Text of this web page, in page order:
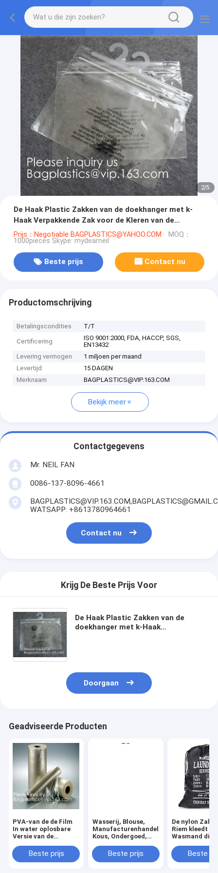
2/5
De Haak Plastic Zakken van de doekhanger met k-
Haak Verpakkende Zak voor de Kleren van de
Ondergoedbikini, de bar van het kledingstukmeisje
verpakking
Prijs：Negotiable BAGPLASTICS@YAHOO.COM MOQ：
1000pieces Skype: mydearneil
Beste prijs Contact nu
Productomschrijving
Betalingscondities T/T
Certificering
ISO 9001:2000, FDA, HACCP, SGS,
EN13432
Levering vermogen
1 miljoen per maand
Levertijd
15 DAGEN
Merknaam
BAGPLASTICS@VIP.163.COM
Bekijk meer
Contactgegevens
Mr. NEIL FAN
0086-137-8096-4661
WATSAPP: +8613780964661
Contact nu
Krijg De Beste Prijs Voor
De Haak Plastic Zakken van de
doekhanger met k-Haak
Doorgaan
Geadviseerde Producten
PVA-van de de Film
In water oplosbare
Versie van de
water oplosbare van
de de Filmwasserij de
Beste prijs
Wasserij, Blouse,
Manufacturenhandel,
Kous, Ondergoed,
de zakken van de de
Zakwas van de
Beste prijs
De nylon Zak
Riem kleedt de
Wasmand die
liner nylon
Beste